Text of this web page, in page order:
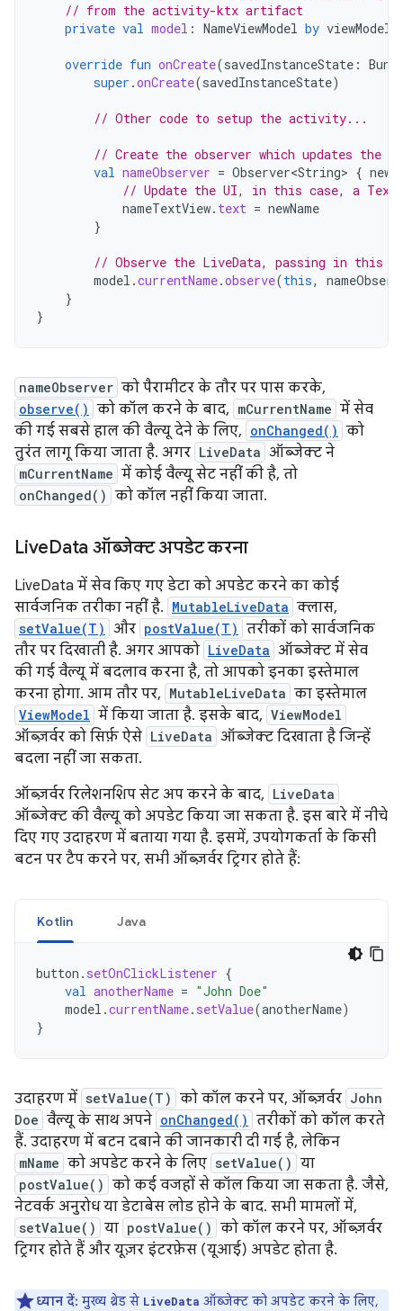
// from the activity-ktx artifact
private val model : NameViewModel by viewModels
override fun onCreate(savedInstanceState :
super .onCreate(savedInstanceState)
// Other code to setup the activity...
// Create the observer which updates the
val nameObserver = Observer<String> {
// Update the UI, in this case, a
nameTextView. text = newName
}
// Observe the LiveData, passing in this
model .currentName.observe(this,
}
}
nameObserver को पैरामीटर के तौर पर पास करके,
observe() को कॉल करने के बाद, mCurrentName में सेव
की गई सबसे हाल की वैल्यू देने के लिए, onChanged() को
तुरंत लागू किया जाता है. अगर LiveData ऑब्जेक्ट ने
mCurrentName में कोई वैल्यू सेट नहीं की है, तो
onChanged() को कॉल नहीं किया जाता.
LiveData ऑब्जेक्ट अपडेट करना
LiveData में सेव किए गए डेटा को अपडेट करने का कोई
सार्वजनिक तरीका नहीं है. MutableLiveData क्लास,
setValue(T) और postValue(T) तरीकों को सार्वजनिक
तौर पर दिखाती है. अगर आपको LiveData ऑब्जेक्ट में सेव
की गई वैल्यू में बदलाव करना है, तो आपको इनका इस्तेमाल
करना होगा. आम तौर पर, MutableLiveData का इस्तेमाल
ViewModel में किया जाता है. इसके बाद, ViewModel
ऑब्ज़र्वर को सिर्फ़ ऐसे LiveData ऑब्जेक्ट दिखाता है जिन्हें
बदला नहीं जा सकता.
ऑब्ज़र्वर रिलेशनशिप सेट अप करने के बाद, LiveData
ऑब्जेक्ट की वैल्यू को अपडेट किया जा सकता है. इस बारे में नीचे
दिए गए उदाहरण में बताया गया है. इसमें, उपयोगकर्ता के किसी
बटन पर टैप करने पर, सभी ऑब्ज़र्वर ट्रिगर होते हैं:
Kotlin Java
button . setOnClickListener {
val anotherName = "John Doe"
model .currentName. setValue(anotherName)
}
उदाहरण में setValue(T) को कॉल करने पर, ऑब्ज़र्वर John
Doe वैल्यू के साथ अपने onChanged() तरीकों को कॉल करते
हैं. उदाहरण में बटन दबाने की जानकारी दी गई है, लेकिन
mName को अपडेट करने के लिए setValue() या
postValue() को कई वजहों से कॉल किया जा सकता है. जैसे,
नेटवर्क अनुरोध या डेटाबेस लोड होने के बाद. सभी मामलों में,
setValue() या postValue() को कॉल करने पर, ऑब्ज़र्वर
ट्रिगर होते हैं और यूज़र इंटरफ़ेस (यूआई) अपडेट होता है.
ध्यान दें: मुख्य थ्रेड से LiveData ऑब्जेक्ट को अपडेट करने के लिए,